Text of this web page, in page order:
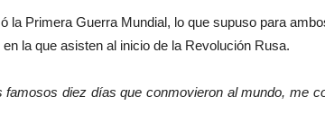
la Primera Guerra Mundial, lo que supuso para
la que asisten al inicio de la Revolución Rusa.
diez días que conmovieron al mundo, me